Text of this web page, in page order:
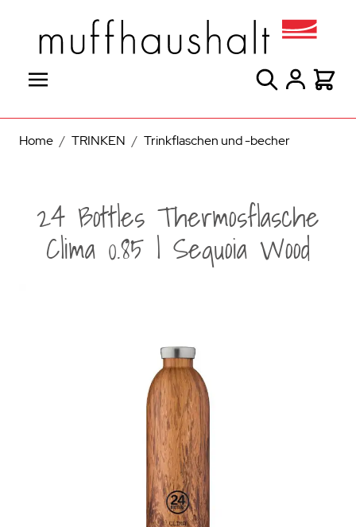
Suche
Home / TRINKEN / Trinkflaschen und -becher
24 Bottles Thermosflasche
Clima 0.85 l Sequoia Wood